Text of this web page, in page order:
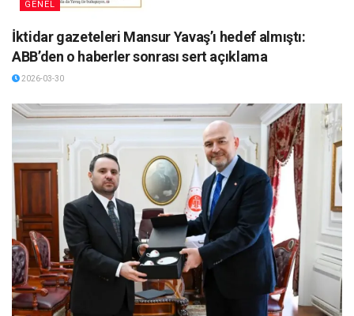
GENEL
İktidar gazeteleri Mansur Yavaş’ı hedef almıştı:
ABB’den o haberler sonrası sert açıklama
2026-03-30